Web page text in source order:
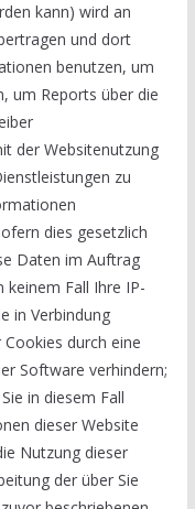
kann) wird an
und dort
benutzen, um
um Reports über die
der Websitenutzung
zu
dies gesetzlich
Daten im Auftrag
keinem Fall Ihre IP-
in Verbindung
durch eine
Software verhindern;
in diesem Fall
dieser Website
Nutzung dieser
der über Sie